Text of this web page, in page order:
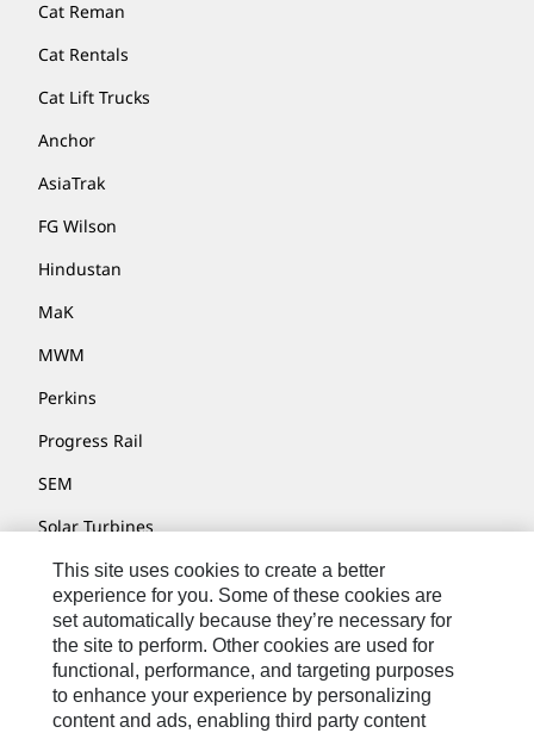
Cat Reman
Cat Rentals
Cat Lift Trucks
Anchor
AsiaTrak
FG Wilson
Hindustan
MaK
MWM
Perkins
Progress Rail
SEM
Solar Turbines
SPM Oil & Gas
Turner Powertrain Systems
Kontakt/Imprint
This site uses cookies to create a better
experience for you. Some of these cookies are
set automatically because they’re necessary for
the site to perform. Other cookies are used for
functional, performance, and targeting purposes
to enhance your experience by personalizing
content and ads, enabling third party content